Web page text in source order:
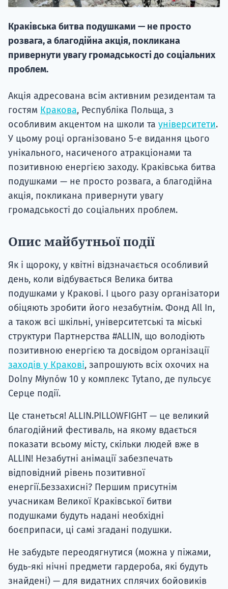
Краківська битва подушками — не просто
розвага, а благодійна акція, покликана
привернути увагу громадськості до соціальних
проблем.
Акція адресована всім активним резидентам та
гостям Кракова, Республіка Польща, з
особливим акцентом на школи та університети.
У цьому році організовано 5-е видання цього
унікального, насиченого атракціонами та
позитивною енергією заходу. Краківська битва
подушками — не просто розвага, а благодійна
акція, покликана привернути увагу
громадськості до соціальних проблем.
Опис майбутньої події
Як і щороку, у квітні відзначається особливий
день, коли відбувається Велика битва
подушками у Кракові. І цього разу організатори
обіцяють зробити його незабутнім. Фонд All In,
а також всі шкільні, університетські та міські
структури Партнерства #ALLIN, що володіють
позитивною енергією та досвідом організації
заходів у Кракові, запрошують всіх охочих на
Dolny Młynów 10 у комплекс Tytano, де пульсує
Серце події.
Це станеться! ALLIN.PILLOWFIGHT — це великий
благодійний фестиваль, на якому вдається
показати всьому місту, скільки людей вже в
ALLIN! Незабутні анімації забезпечать
відповідний рівень позитивної
енергії.Беззахисні? Першим присутнім
учасникам Великої Краківської битви
подушками будуть надані необхідні
боєприпаси, ці самі згадані подушки.
Не забудьте переодягнутися (можна у піжами,
будь-які нічні предмети гардероба, які будуть
знайдені) — для видатних сплячих бойовиків